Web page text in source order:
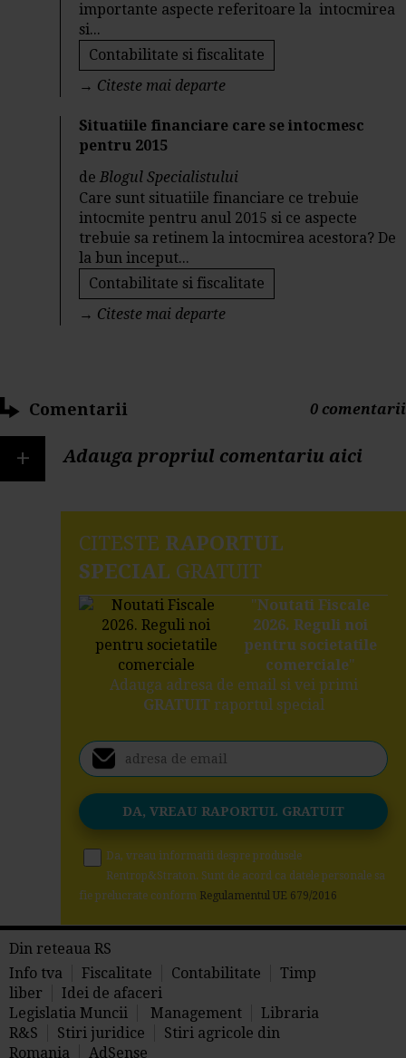
importante aspecte referitoare la intocmirea
si...
Contabilitate si fiscalitate
→ Citeste mai departe
Situatiile financiare care se intocmesc
pentru 2015
deBlogul Specialistului
Care sunt situatiile financiare ce trebuie
intocmite pentru anul 2015 si ce aspecte
trebuie sa retinem la intocmirea acestora? De
la bun inceput...
Contabilitate si fiscalitate
→ Citeste mai departe
Comentarii 0 comentarii
+ Adauga propriul comentariu aici
CITESTE RAPORTUL
SPECIAL GRATUIT
"Noutati Fiscale
2026. Reguli noi
pentru societatile
comerciale"
Adauga adresa de email si vei primi
GRATUITraportul special
Da, vreau informatii despre produsele
Rentrop&Straton. Sunt de acord ca datele personale sa
fie prelucrate conform Regulamentul UE 679/2016
Din reteaua RS
Info tva
Fiscalitate Contabilitate
Timp
liber
Idei de afaceri
Legislatia Muncii
Management
Libraria
R&S
Stiri juridice
Stiri agricole din
Romania
AdSense